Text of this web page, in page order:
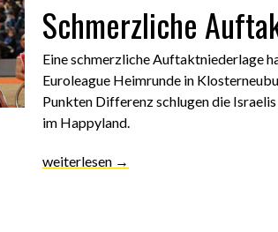
holen“
Schmerzliche
Eine schmerzliche Auftaktniederlage
Euroleague Heimrunde in
Punkten Differenz schlugen die
im Happyland.
„Schmerzliche
weiterlesen →